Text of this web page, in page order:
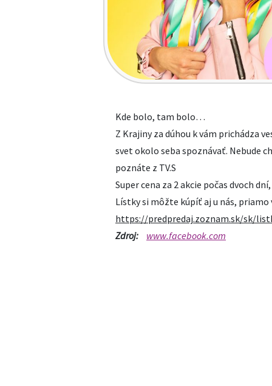
Kde bolo, tam bolo…
Z Krajiny za dúhou k vám prichádza
svet okolo seba spoznávať. Nebude
poznáte z TV.S
Super cena za 2 akcie počas dvoch
Lístky si môžte kúpíť aj u nás, priamo
https://predpredaj.zoznam.sk/sk/
Zdroj:
www.facebook.com